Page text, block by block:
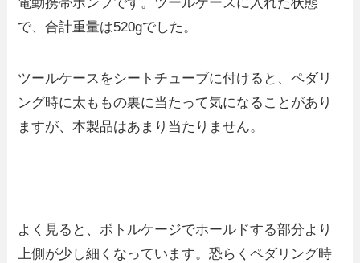
で、合計重量は520gでした。
ツールケースをシートチューブに付けると、ペダリ
ング時に太ももの裏に当たって気になることがあり
ますが、本製品はあまり当たりません。
よく見ると、ボトルケージでホールドする部分より
上側が少し細くなっています。恐らくペダリング時